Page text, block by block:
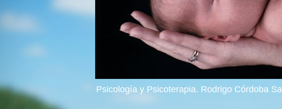
Psicología y Psicoterapia. Rodrigo Córdoba